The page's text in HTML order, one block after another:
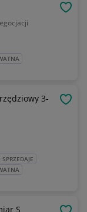
3-
S